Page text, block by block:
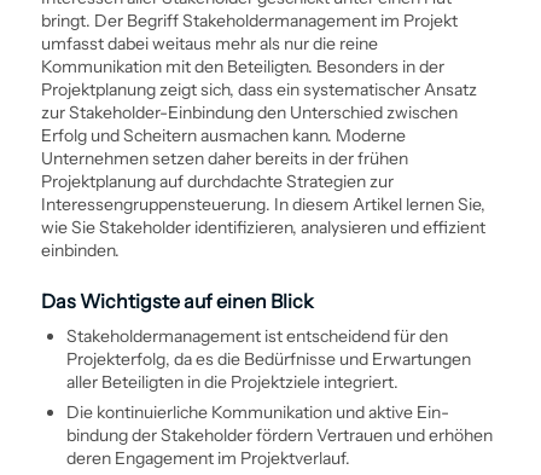
bringt. Der Begriff Stakeholder­management im Projekt
umfasst dabei weitaus mehr als nur die reine
Kommunikation mit den Beteiligten. Besonders in der
Projektplanung zeigt sich, dass ein ­systematischer Ansatz
zur Stakeholder-Ein­bindung den Unterschied zwischen
Erfolg und Scheitern ausmachen kann. Moderne
Unternehmen setzen daher bereits in der frühen
Projektplanung auf durchdachte Strategien zur
Interessengruppensteuerung. In diesem Artikel lernen Sie,
wie Sie Stakeholder identifizieren, analysieren und effizient
einbinden.
Das Wichtigste auf einen Blick
Stakeholder­management ist entscheidend für den
Projekterfolg, da es die Bedürfnisse und Erwartungen
aller Beteiligten in die Projektziele integriert.
Die kontinuierliche Kommunikation und aktive Ein­
bindung der Stakeholder fördern Vertrauen und erhöhen
deren Engagement im Projektverlauf.